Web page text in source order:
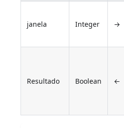
janela Integer →
Resultado Boolean ←